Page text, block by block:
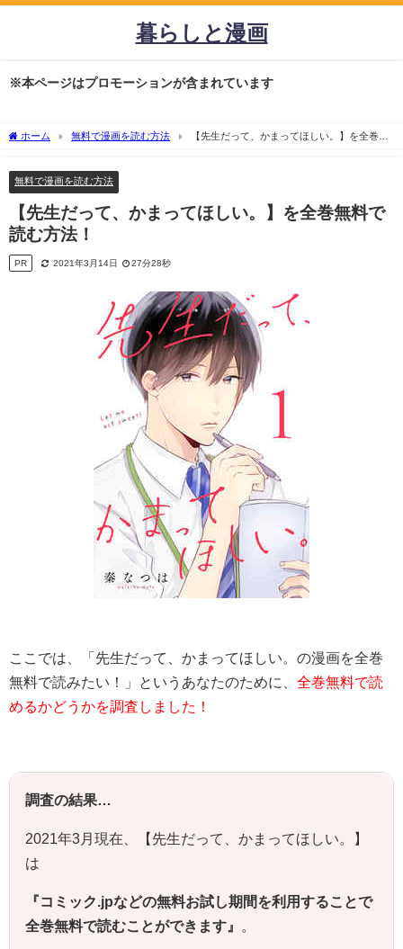
暮らしと漫画
※本ページはプロモーションが含まれています
ホーム 無料で漫画を読む方法
【先生だって、かまってほしい。】を全巻無
無料で漫画を読む方法
【先生だって、かまってほしい。】を全巻無料で
読む方法！
PR 2021年3月14日 27分28秒
ここでは、「先生だって、かまってほしい。の漫画を全巻
無料で読みたい！」というあなたのために、 全巻無料で読
めるかどうかを調査しました！
調査の結果…
2021年3月現在、【先生だって、かまってほしい。】
は
『コミック.jpなどの無料お試し期間を利用することで
全巻無料で読むことができます』